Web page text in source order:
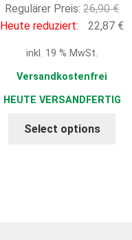
Regulärer Preis: 26,90€
Heute reduziert: 22,87 €
inkl. 19 % MwSt.
Versandkostenfrei
HEUTE VERSANDFERTIG
Select options